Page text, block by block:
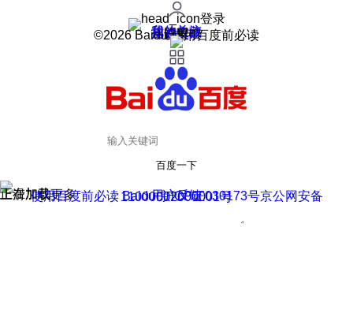
登录
我的关注
我的收藏
皮肤中心
用户反馈
设置
©2026 Baidu 使用百度前必读
百度一下
正在加载
上滑加载更多 用户反馈
使用百度前必读 Baidu 京ICP证030173号
京公网安备11000002000001号